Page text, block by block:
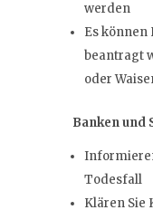
werden
Es
beantragt
oder
Banken und
Todesfall
Klären Sie